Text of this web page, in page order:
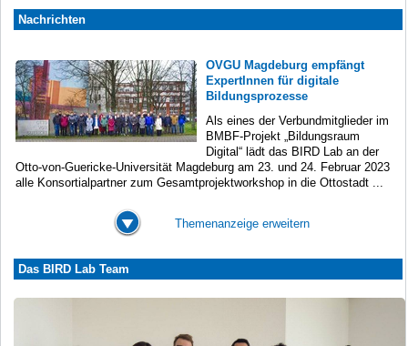
Nachrichten
OVGU Magdeburg empfängt
ExpertInnen für digitale
Bildungsprozesse
Als eines der Verbundmitglieder im
BMBF-Projekt „Bildungsraum
Digital“ lädt das BIRD Lab an der
Otto-von-Guericke-Universität Magdeburg am 23. und 24. Februar 2023
alle Konsortialpartner zum Gesamtprojektworkshop in die Ottostadt ...
Themenanzeige erweitern
Das BIRD Lab Team